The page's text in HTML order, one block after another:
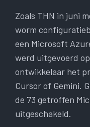
Zoals THN in juni
worm
een Microsoft
werd uitgevoerd
ontwikkelaar het
Cursor of Gemini.
de 73 getroffen
uitgeschakeld.